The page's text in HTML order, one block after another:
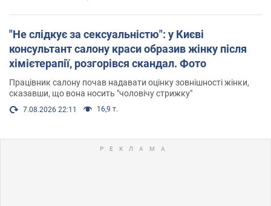
"Не слідкує за сексуальністю": у Києві
консультант салону краси образив жінку після
хімієтерапії, розгорівся скандал. Фото
Працівник салону почав надавати оцінку зовнішності жінки,
сказавши, що вона носить "чоловічу стрижку"
7.08.2026 22:11 16,9 т.